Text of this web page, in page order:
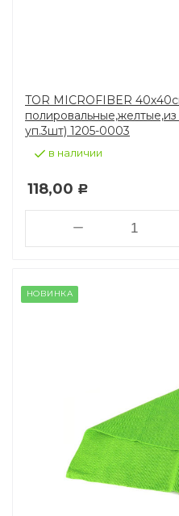
TOR MICROFIBER
уп.3шт) 1205-0003
в наличии
118,00 Р
НОВИНКА